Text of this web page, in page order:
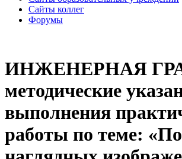
Сайты коллег
Форумы
ИНЖЕНЕРНАЯ
методические
выполнения
работы по теме: